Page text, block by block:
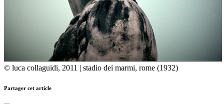
© luca collaguidi, 2011 | stadio dei marmi, rome (1932)
Partager cet article